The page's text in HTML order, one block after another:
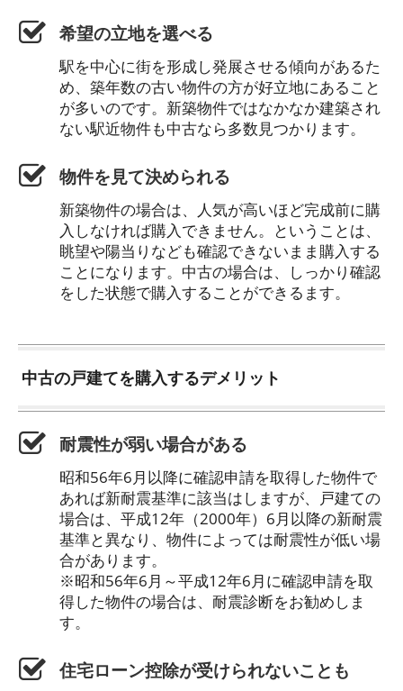
希望の立地を選べる
駅を中心に街を形成し発展させる傾向があるた
め、築年数の古い物件の方が好立地にあること
が多いのです。新築物件ではなかなか建築され
ない駅近物件も中古なら多数見つかります。
物件を見て決められる
新築物件の場合は、人気が高いほど完成前に購
入しなければ購入できません。ということは、
眺望や陽当りなども確認できないまま購入する
ことになります。中古の場合は、しっかり確認
をした状態で購入することができるます。
中古の戸建てを購入するデメリット
耐震性が弱い場合がある
昭和56年6月以降に確認申請を取得した物件で
あれば新耐震基準に該当はしますが、戸建ての
場合は、平成12年（2000年）6月以降の新耐震
基準と異なり、物件によっては耐震性が低い場
合があります。
※昭和56年6月～平成12年6月に確認申請を取
得した物件の場合は、耐震診断をお勧めしま
す。
住宅ローン控除が受けられないことも